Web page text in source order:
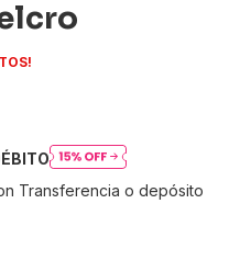
Transferencia o depósito